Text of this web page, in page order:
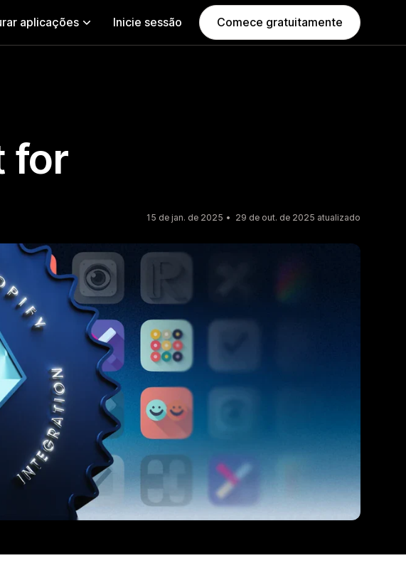
aplicações Inicie sessão Comece gratuitamente
for
15 de jan. de 2025 29 de out. de 2025 atualizado